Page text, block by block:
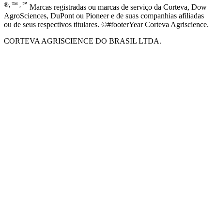
®, ™ , ℠ Marcas registradas ou marcas de serviço da Corteva, Dow
AgroSciences, DuPont ou Pioneer e de suas companhias afiliadas
ou de seus respectivos titulares. ©#footerYear Corteva Agriscience.
CORTEVA AGRISCIENCE DO BRASIL LTDA.